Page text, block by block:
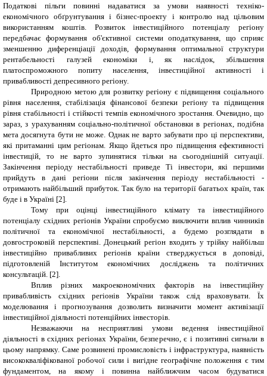
Податкові пільги повинні надаватися за умови наявності техніко-
економічного обґрунтування і бізнес-проекту і контролю над цільовим
використанням коштів. Розвиток інвестиційного потенціалу регіону
передбачає формування об'єктивної системи оподаткування, що сприяє
зменшенню диференціації доходів, формування оптимальної структури
рентабельності галузей економіки і, як наслідок, збільшення
платоспроможного попиту населення, інвестиційної активності і
привабливості депресивного регіону.
Природною метою для розвитку регіону є підвищення соціального
рівня населення, стабілізація фінансової безпеки регіону та підвищення
рівня стабільності і стійкості темпів економічного зростання. Очевидно, що
зараз, з урахуванням соціально-політичної обстановки в регіонах, подібна
мета досягнута бути не може. Однак не варто забувати про ці перспективи,
які притаманні цим регіонам. Якщо йдеться про підвищення ефективності
інвестицій, то не варто зупинятися тільки на сьогоднішній ситуації.
Закінчення періоду нестабільності приведе Ті інвестори, які першими
прийдуть в дані регіони після закінчення періоду нестабільності -
отримають найбільший прибуток. Так було на території багатьох країн, так
буде і в Україні [2].
Тому при оцінці інвестиційного клімату та інвестиційного
потенціалу східних регіонів України спробуємо виключити вплив чинників
політичної та економічної нестабільності, а будемо розглядати в
довгостроковій перспективі. Донецький регіон входить у трійку найбільш
інвестиційно привабливих регіонів країни стверджується в доповіді,
підготовленій Інститутом економічних досліджень та політичних
консультацій. [2].
Вплив різних макроекономічних факторів на інвестиційну
привабливість східних регіонів України також слід враховувати. Їх
моделювання і прогнозування дозволить визначити момент активізації
інвестиційної діяльності потенційних інвесторів.
Незважаючи на несприятливі умови ведення інвестиційної
діяльності в східних регіонах України, безперечно, є і позитивні сигнали в
цьому напрямку. Саме розвинені промисловість і інфраструктура, наявність
висококваліфікованої робочої сили і вигідне географічне положення є тим
фундаментом, на якому і повинна найближчим часом будуватися